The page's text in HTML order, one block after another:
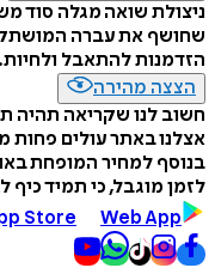
ניצולת שואה מגלה סוד
שחושף את עברה המושתק,
הזדמנות להתאבל ולחיות.
הצצה מהירה
חשוב לנו שקריאה תהיה
אצלנו באתר עולים פחות
בנוסף למחיר המופחת
לזמן מוגבל, כי תמיד כיף
Store Web App